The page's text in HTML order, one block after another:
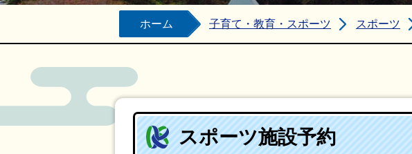
ホーム 子育て・教育・スポーツ スポーツ
スポーツ施設予約